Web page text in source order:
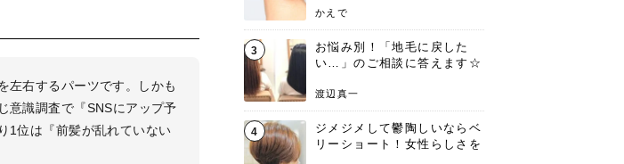
左右するパーツです。しかも
意識調査で『SNSにアップ予
1位は『前髪が乱れていない
かえで
3
お悩み別！「地毛に戻した
い…」のご相談に答えます☆
渡辺真一
4
ジメジメして鬱陶しいならベ
リーショート！女性らしさを